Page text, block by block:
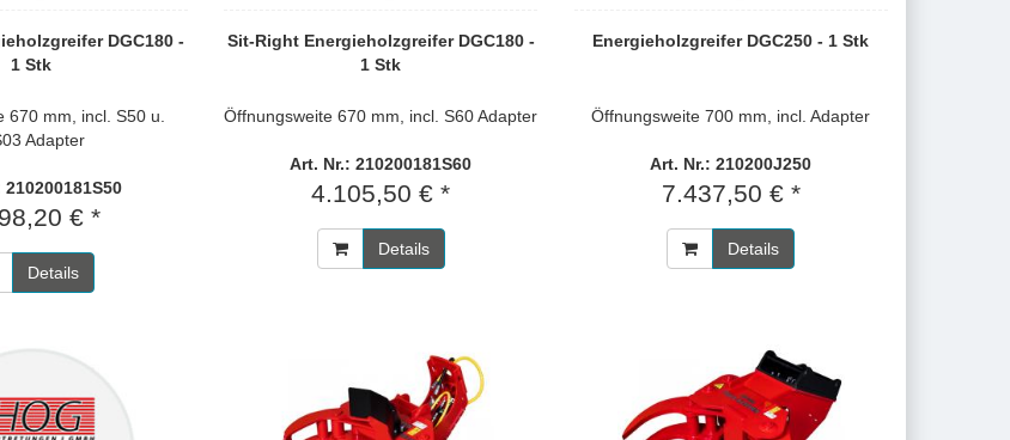
DGC180 -
1 Stk
670 mm, incl. S50 u.
Adapter
210200181S50
€ *
Details
Sit-Right Energieholzgreifer DGC180 -
1 Stk
Öffnungsweite 670 mm, incl. S60 Adapter
Art. Nr.: 210200181S60
4.105,50 € *
Details
Energieholzgreifer DGC250 - 1 Stk
Öffnungsweite 700 mm, incl. Adapter
Art. Nr.: 210200J250
7.437,50 € *
Details